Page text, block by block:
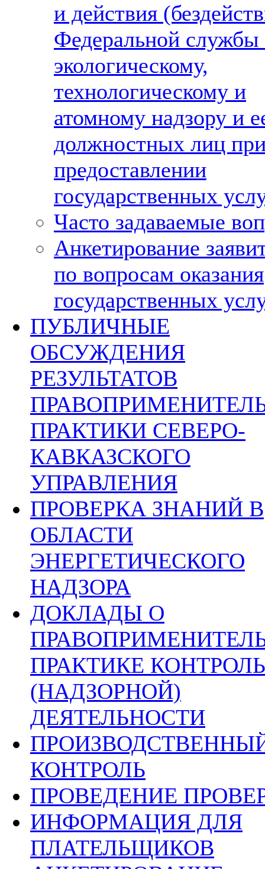
и действия
Федеральной службы
экологическому,
технологическому и
атомному надзору и
должностных лиц
предоставлении
государственных
Часто задаваемые
Анкетирование
по вопросам оказания
государственных
ПУБЛИЧНЫЕ
ОБСУЖДЕНИЯ
РЕЗУЛЬТАТОВ
ПРАКТИКИ СЕВЕРО-
КАВКАЗСКОГО
УПРАВЛЕНИЯ
ПРОВЕРКА ЗНАНИЙ В
ОБЛАСТИ
ЭНЕРГЕТИЧЕСКОГО
НАДЗОРА
ДОКЛАДЫ О
ПРАКТИКЕ
(НАДЗОРНОЙ)
ДЕЯТЕЛЬНОСТИ
КОНТРОЛЬ
ПРОВЕДЕНИЕ
ИНФОРМАЦИЯ ДЛЯ
ПЛАТЕЛЬЩИКОВ